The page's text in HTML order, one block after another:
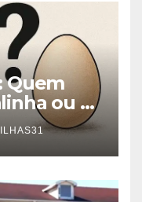
Quem
ou o